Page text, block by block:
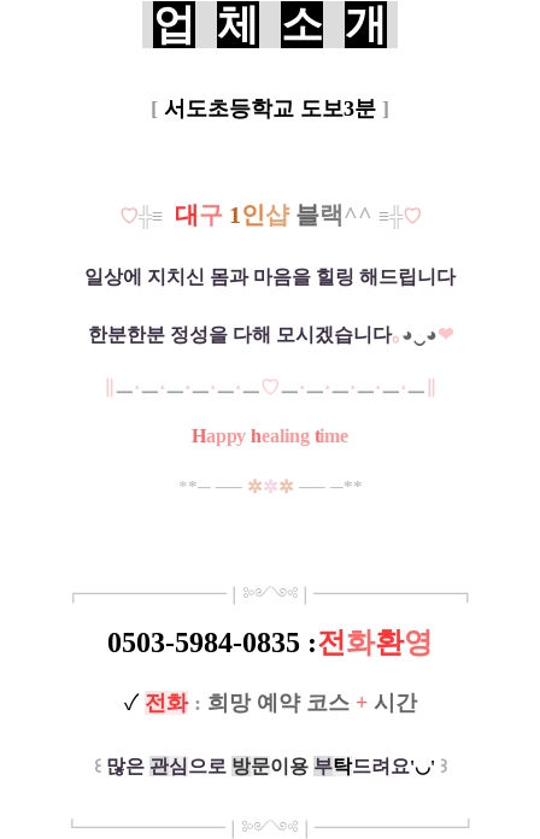
업 체 소 개
[ 서도초등학교 도보3분 ]
♡╬≡ 대 구 1 인샵 블랙^^ ≡╬♡
일상에 지치신 몸과 마음을 힐링 해드립니다
한분한분 정성을 다해 모시겠습니다｡◕‿◕❤
ㅡ·ㅡ·ㅡ·ㅡ·ㅡ·ㅡ♡ㅡ·ㅡ·ㅡ·ㅡ·ㅡ·ㅡ
Happyhealing time
**─ ── ✲✲✲ ── ─**
┏━━━━━━━━ ❘༻༺❘ ━━━━━━━━┓
0503-5984-0835 :전화환영
✓ 전화 : 희망 예약 코스 + 시간
꒰ 많은 관심 으로 방문이 용 부탁드려요'◡' ꒱
┗━━━━━━━━ ❘༻༺❘ ━━━━━━━━┛